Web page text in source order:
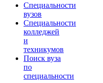
Специальности
вузов
Специальности
колледжей
и
техникумов
Поиск вуза
по
специальности